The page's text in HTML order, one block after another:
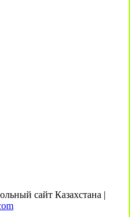
сайт Казахстана |